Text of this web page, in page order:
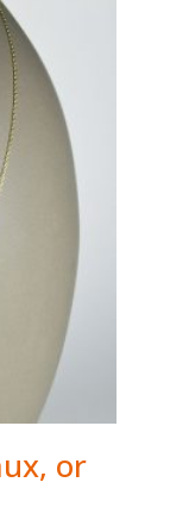
or